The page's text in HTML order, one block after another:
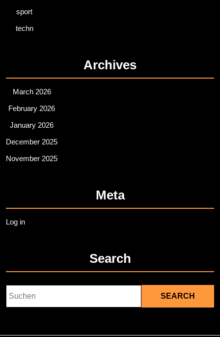
sport
techn
Archives
March 2026
February 2026
January 2026
December 2025
November 2025
Meta
Log in
Search